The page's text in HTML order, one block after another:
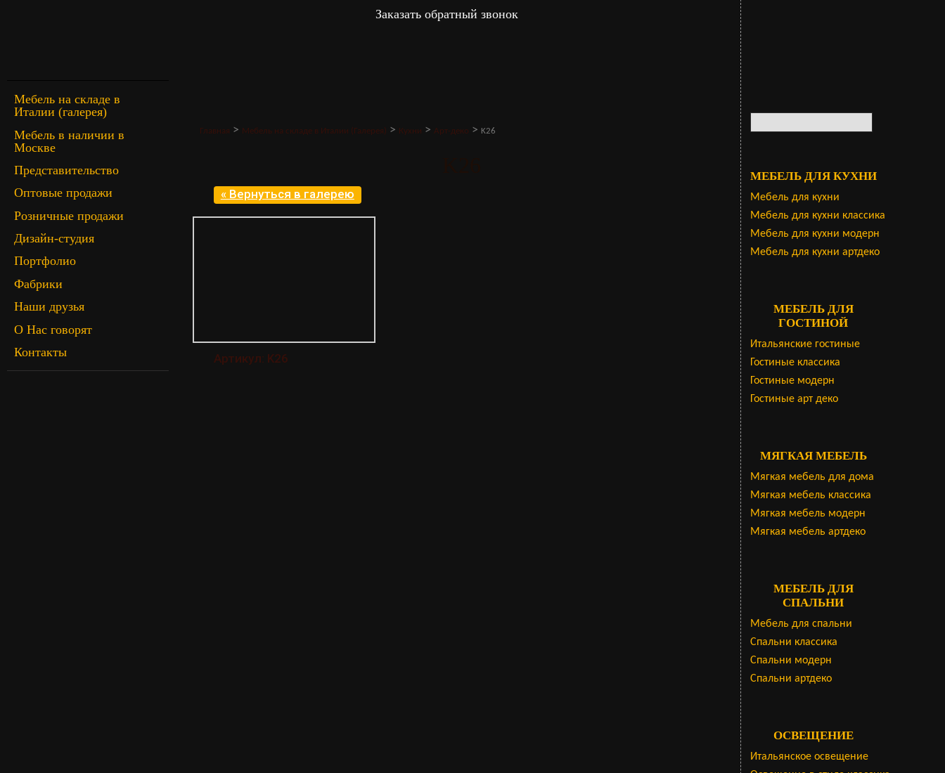
Заказать обратный звонок
Мебель на складе в
Италии (галерея)
Мебель в наличии в
Москве
Представительство
Оптовые продажи
Розничные продажи
Дизайн-студия
Портфолио
Фабрики
Наши друзья
О Нас говорят
Контакты
Главная > Мебель на складе в Италии (Галерея) > Кухни > Арт-деко > K26
« Вернуться в галерею
Артикул: K26
МЕБЕЛЬ ДЛЯ КУХНИ
Мебель для кухни
Мебель для кухни классика
Мебель для кухни модерн
Мебель для кухни артдеко
МЕБЕЛЬ ДЛЯ
ГОСТИНОЙ
Итальянские гостиные
Гостиные классика
Гостиные модерн
Гостиные арт деко
МЯГКАЯ МЕБЕЛЬ
Мягкая мебель для дома
Мягкая мебель классика
Мягкая мебель модерн
Мягкая мебель артдеко
МЕБЕЛЬ ДЛЯ
СПАЛЬНИ
Мебель для спальни
Cпальни классика
Спальни модерн
Спальни артдеко
ОСВЕЩЕНИЕ
Итальянское освещение